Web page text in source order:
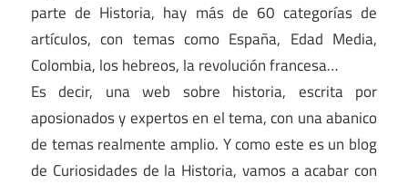
parte de Historia, hay más de 60 categorías de
artículos, con temas como España, Edad Media,
Colombia, los hebreos, la revolución francesa…
Es decir, una web sobre historia, escrita por
aposionados y expertos en el tema, con una abanico
de temas realmente amplio. Y como este es un blog
de Curiosidades de la Historia, vamos a acabar con